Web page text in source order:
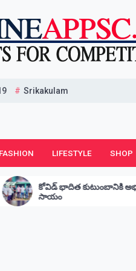
Srikakulam
FASHION LIFESTYLE SHOP
అభయం 20000 ఆర్థిక